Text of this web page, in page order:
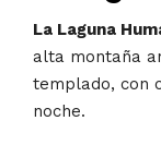
La Laguna
alta montaña
templado, con
noche.